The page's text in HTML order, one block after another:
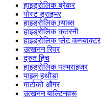
हाइड्रोलिक ब्रेकर
पोस्ट ड्राइभर
हाइड्रोलिक ग्र्याब्स
हाइड्रोलिक कतरनी
हाइड्रोलिक प्लेट कम्प्याक्टर
उत्खनन रिपर
द्रुत हिच
हाइड्रोलिक पल्भराइजर
पाइल हथौडा
माटोको औगर
उत्खनन बाल्टिनहरू